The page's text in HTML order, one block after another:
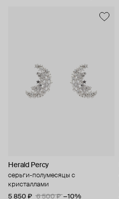
Herald Percy
серьги-полумесяцы с
кристаллами
5 850 ₽
6 500 ₽ −10%